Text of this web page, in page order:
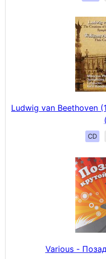
Ludwig van Beethoven
CD
Various -